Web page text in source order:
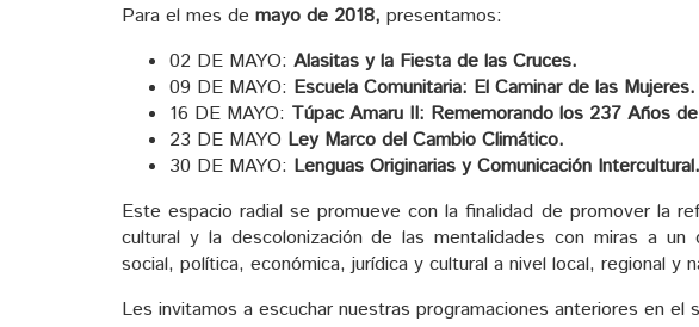
Para el mes de mayo de 2018, presentamos:
02 DE MAYO: Alasitas y la Fiesta de las Cruces.
09 DE MAYO: Escuela Comunitaria: El Caminar de las Mujeres.
16 DE MAYO: Túpac Amaru II: Rememorando los 237 Años
23 DE MAYO Ley Marco del Cambio Climático.
30 DE MAYO: Lenguas Originarias y Comunicación Intercultural.
Este espacio radial se promueve con la finalidad de promover la
cultural y la descolonización de las mentalidades con miras a un
social, política, económica, jurídica y cultural a nivel local, regional y
Les invitamos a escuchar nuestras programaciones anteriores en el